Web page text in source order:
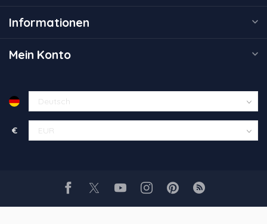
Informationen
Mein Konto
€